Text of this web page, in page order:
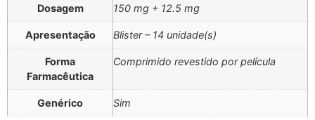
Dosagem 150 mg + 12.5 mg
Apresentação Blister – 14 unidade(s)
Forma
Farmacêutica
Comprimido revestido por película
Genérico Sim